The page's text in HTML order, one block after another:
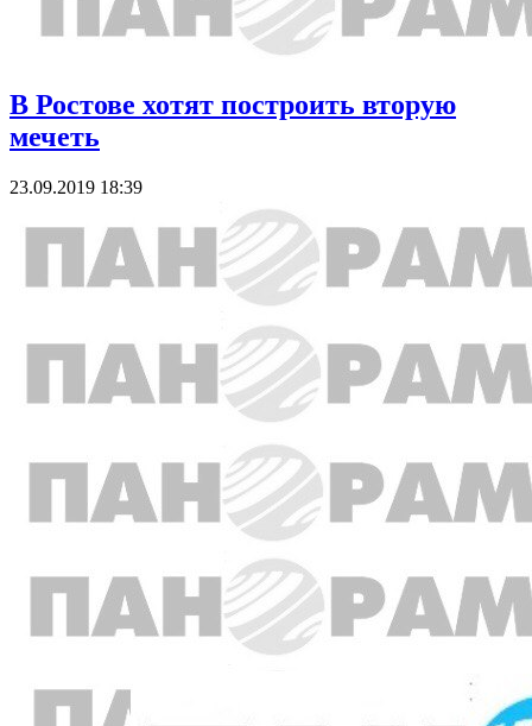
В Ростове хотят построить вторую
мечеть
23.09.2019 18:39